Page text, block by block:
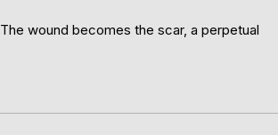
wound becomes the scar, a perpetual